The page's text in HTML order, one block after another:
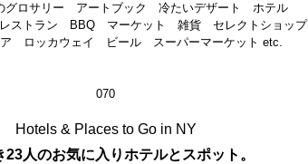
グロサリー アートブック 冷たいデザート ホテル
ストラン BBQ マーケット 雑貨 セレクトショップ
ア ロッカウェイ ビール スーパーマーケット etc.
070
Hotels & Places to Go in NY
23人のお気に入りホテルとスポット。